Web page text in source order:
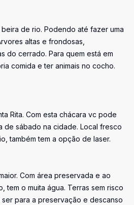
de rio. Podendo até fazer uma
altas e frondosas,
do cerrado. Para quem está em
comida e ter animais no cocho.
Rita. Com esta chácara vc pode
de sábado na cidade. Local fresco
também tem a opção de laser.
Com área preservada e ao
tem o muita água. Terras sem risco
para a preservação e descanso